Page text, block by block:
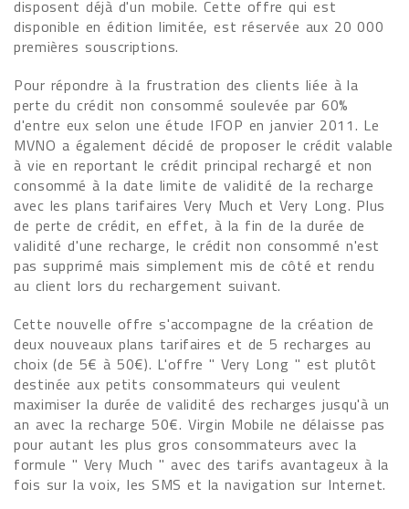
disposent déjà d'un mobile. Cette offre qui est
disponible en édition limitée, est réservée aux 20 000
premières souscriptions.
Pour répondre à la frustration des clients liée à la
perte du crédit non consommé soulevée par 60%
d'entre eux selon une étude IFOP en janvier 2011. Le
MVNO a également décidé de proposer le crédit valable
à vie en reportant le crédit principal rechargé et non
consommé à la date limite de validité de la recharge
avec les plans tarifaires Very Much et Very Long. Plus
de perte de crédit, en effet, à la fin de la durée de
validité d'une recharge, le crédit non consommé n'est
pas supprimé mais simplement mis de côté et rendu
au client lors du rechargement suivant.
Cette nouvelle offre s'accompagne de la création de
deux nouveaux plans tarifaires et de 5 recharges au
choix (de 5€ à 50€). L'offre " Very Long " est plutôt
destinée aux petits consommateurs qui veulent
maximiser la durée de validité des recharges jusqu'à un
an avec la recharge 50€. Virgin Mobile ne délaisse pas
pour autant les plus gros consommateurs avec la
formule " Very Much " avec des tarifs avantageux à la
fois sur la voix, les SMS et la navigation sur Internet.